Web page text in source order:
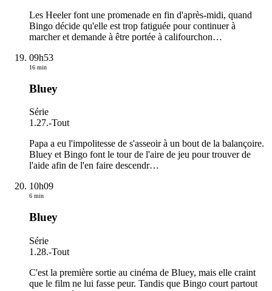
Les Heeler font une promenade en fin d'après-midi, quand
Bingo décide qu'elle est trop fatiguée pour continuer à
marcher et demande à être portée à califourchon…
09h53
16 min
Bluey
Série
1.27.-Tout
Papa a eu l'impolitesse de s'asseoir à un bout de la balançoire.
Bluey et Bingo font le tour de l'aire de jeu pour trouver de
l'aide afin de l'en faire descendr…
10h09
6 min
Bluey
Série
1.28.-Tout
C'est la première sortie au cinéma de Bluey, mais elle craint
que le film ne lui fasse peur. Tandis que Bingo court partout